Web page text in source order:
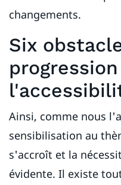
changements.
Six
Ainsi, comme nous
sensibilisation au
s'accroît et la
évidente. Il existe